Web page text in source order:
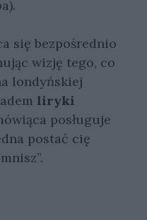
się bezpośrednio
wizję tego, co
londyńskiej
liryki
posługuje
postać cię